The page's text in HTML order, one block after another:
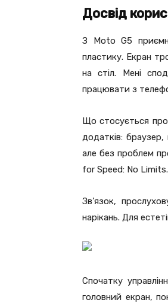
Досвід
З Moto G5
пластику. Екран
на стіл. Мені
працювати з
Що стосується
додатків:
але без проблем
for Speed: No Limits.
Зв’язок,
нарікань. Для
Спочатку
головний екран,